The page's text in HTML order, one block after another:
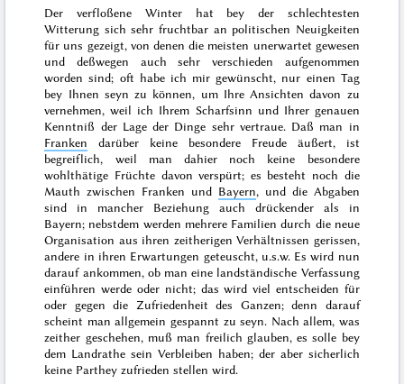
Der verfloßene Winterhat bey der schlechtesten
Witterung sich sehr fruchtbar an politischen Neuigkeiten
für uns gezeigt, von denen die meisten unerwartet gewesen
und deßwegen auch sehr verschieden aufgenommen
worden sind; oft habe ich mir gewünscht, nur einen Tag
bey Ihnen seyn zu können, um Ihre Ansichten davon zu
vernehmen, weil ich Ihrem Scharfsinn und Ihrer genauen
Kenntniß der Lage der Dinge sehr vertraue. Daß man in
Franken darüber keine besondere Freude äußert, ist
begreiflich, weil man dahier noch keine besondere
wohlthätige Früchte davon verspürt; es besteht noch die
Mauth zwischen Franken und Bayern, und die Abgaben
sind in mancher Beziehung auch drückender als in
Bayern; nebstdem werden mehrere Familien durch die neue
Organisation aus ihren zeitherigen Verhältnissen gerissen,
andere in ihren Erwartungen geteuscht, u.s.w. Es wird nun
darauf ankommen, ob man eine landständische Verfassung
einführen werde oder nicht; das wird viel entscheiden für
oder gegen die Zufriedenheit des Ganzen; denn darauf
scheint man allgemein gespannt zu seyn. Nach allem, was
zeither geschehen, muß man freilich glauben, es solle bey
dem Landrathe sein Verbleiben haben; der aber sicherlich
keine Parthey zufrieden stellen wird.